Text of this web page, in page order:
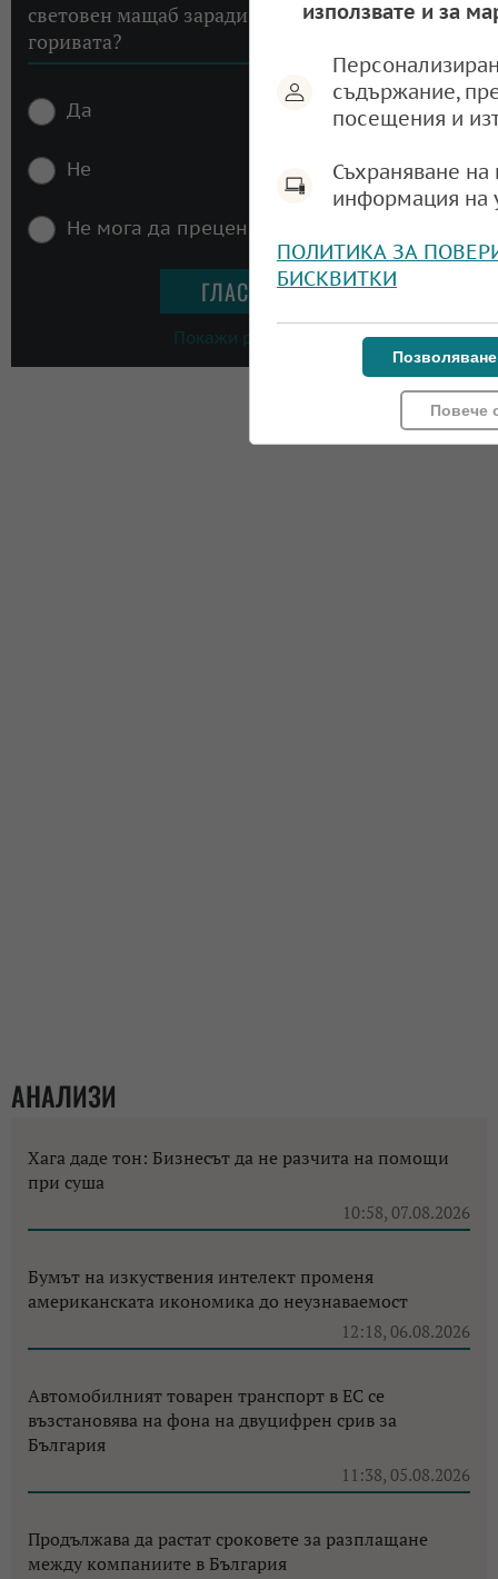
световен мащаб заради високите цени на
горивата?
Да
Не
Не мога да преценя
Покажи резултати
АНАЛИЗИ
Хага даде тон: Бизнесът да не разчита на помощи
при суша
10:58, 07.08.2026
Бумът на изкуствения интелект променя
американската икономика до неузнаваемост
12:18, 06.08.2026
Автомобилният товарен транспорт в ЕС се
възстановява на фона на двуцифрен срив за
България
11:38, 05.08.2026
Продължава да растат сроковете за разплащане
между компаниите в България
използвате и за
съдържание,
посещения и
Съхраняване
информация на
ПОЛИТИКА ЗА
БИСКВИТКИ
Повече